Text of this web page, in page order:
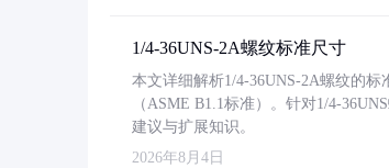
1/4-36UNS-2A螺纹标准尺寸
本文详细解析1/4-36UNS-2A螺纹的
（ASME B1.1标准）。针对1/4-
建议与扩展知识。
2026年8月4日